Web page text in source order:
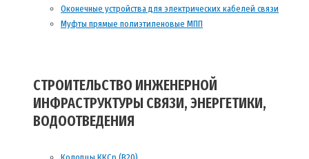
Оконечные устройства для электрических кабелей связи
Муфты прямые полиэтиленовые МПП
СТРОИТЕЛЬСТВО ИНЖЕНЕРНОЙ
ИНФРАСТРУКТУРЫ СВЯЗИ, ЭНЕРГЕТИКИ,
ВОДООТВЕДЕНИЯ